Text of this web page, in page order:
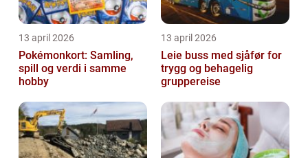
13 april 2026
Pokémonkort: Samling,
spill og verdi i samme
hobby
13 april 2026
Leie buss med sjåfør for
trygg og behagelig
gruppereise